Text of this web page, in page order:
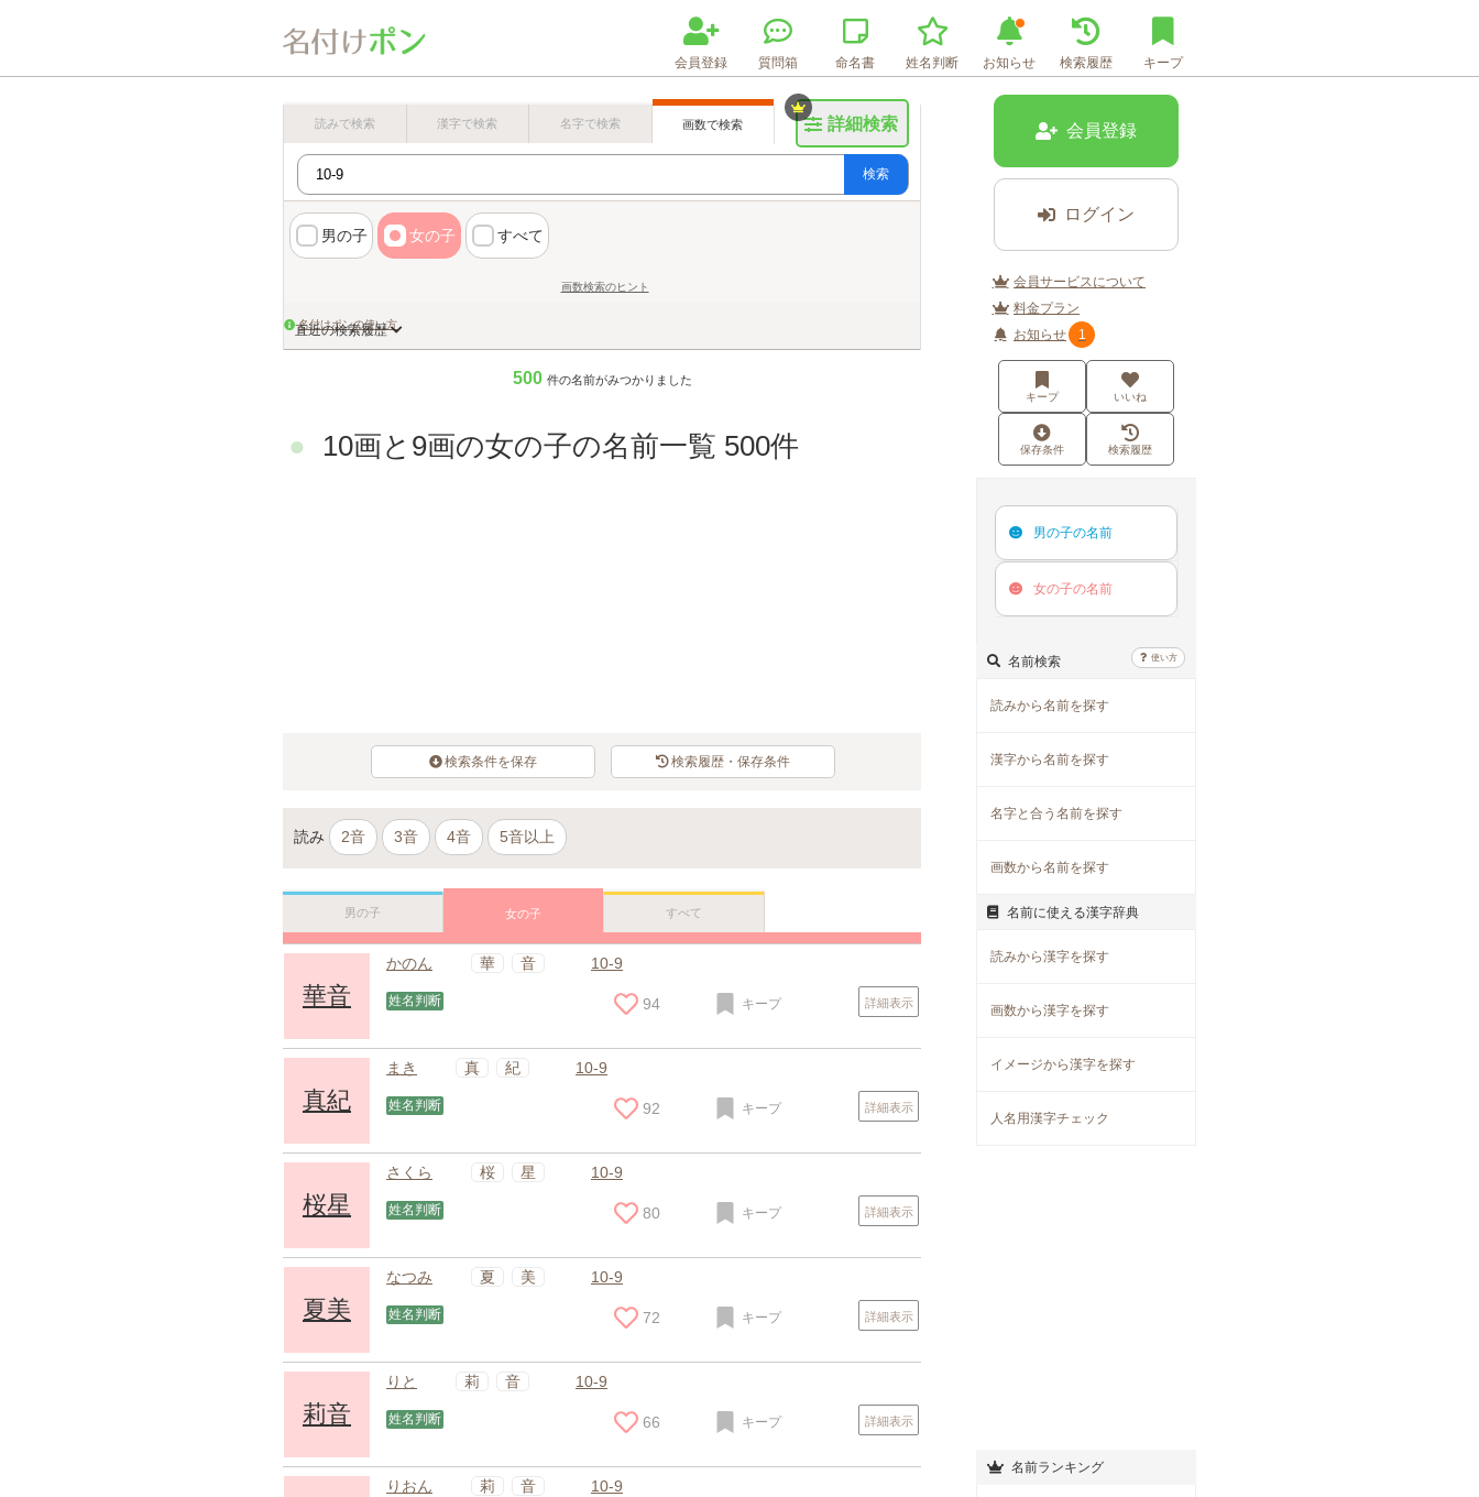
会員登録 質問箱 命名書 姓名判断 お知らせ 検索履歴 キープ
詳細検索
読みで検索 漢字で検索 名字で検索 画数で検索
検索
男の子 女の子 すべて
画数検索のヒント
名付けポンの使い方
直近の検索履歴
500 件の名前がみつかりました
10画と9画の女の子の名前一覧 500件
検索条件を保存 検索履歴・保存条件
読み 2音 3音 4音 5音以上
男の子 女の子 すべて
華音
かのん 華 音 10-9
姓名判断 94 キープ 詳細表示
真紀
まき 真 紀 10-9
姓名判断 92 キープ 詳細表示
桜星
さくら 桜 星 10-9
姓名判断 80 キープ 詳細表示
夏美
なつみ 夏 美 10-9
姓名判断 72 キープ 詳細表示
莉音
りと 莉 音 10-9
姓名判断 66 キープ 詳細表示
りおん 莉 音 10-9
会員登録
ログイン
会員サービスについて
料金プラン
お知らせ
1
キープ いいね
保存条件 検索履歴
男の子の名前
女の子の名前
名前検索 使い方
読みから名前を探す
漢字から名前を探す
名字と合う名前を探す
画数から名前を探す
名前に使える漢字辞典
読みから漢字を探す
画数から漢字を探す
イメージから漢字を探す
人名用漢字チェック
名前ランキング